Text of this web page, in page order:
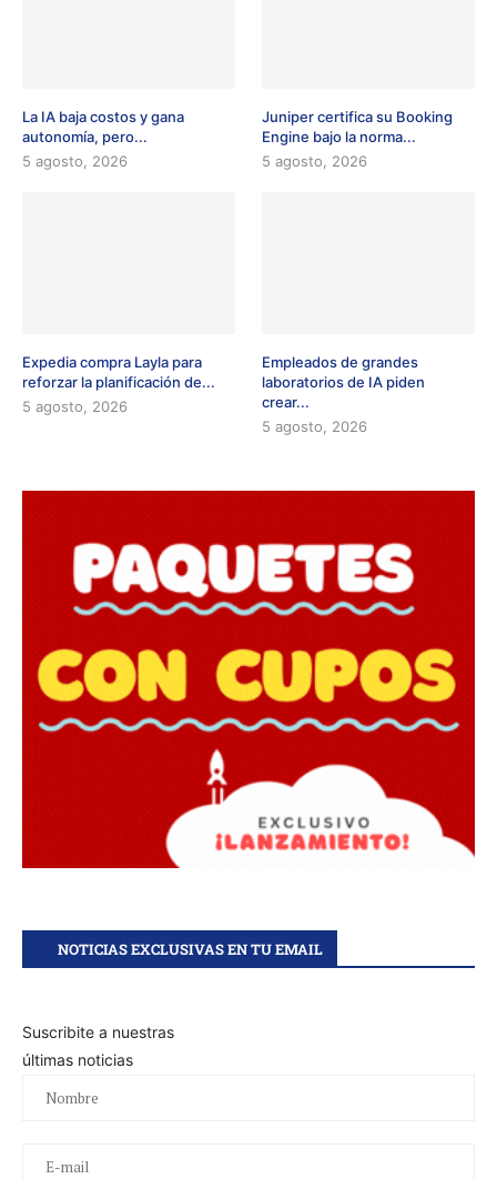
La IA baja costos y gana
autonomía, pero...
5 agosto, 2026
Juniper certifica su Booking
Engine bajo la norma...
5 agosto, 2026
Expedia compra Layla para
reforzar la planificación de...
5 agosto, 2026
Empleados de grandes
laboratorios de IA piden
crear...
5 agosto, 2026
NOTICIAS EXCLUSIVAS EN TU EMAIL
Suscribite a nuestras
últimas noticias